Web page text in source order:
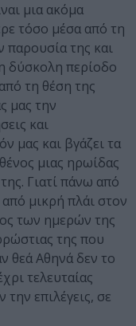
μια ακόμα
τόσο μέσα από τη
παρουσία της και
δύσκολη περίοδο
τη θέση της
μας την
και
μας και βγάζει τα
μιας ηρωίδας
Γιατί πάνω από
μικρή πλάι στον
των ημερών της
της που
θεά Αθηνά δεν το
τελευταίας
επιλέγεις, σε